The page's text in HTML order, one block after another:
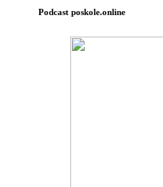
Podcast poskole.online